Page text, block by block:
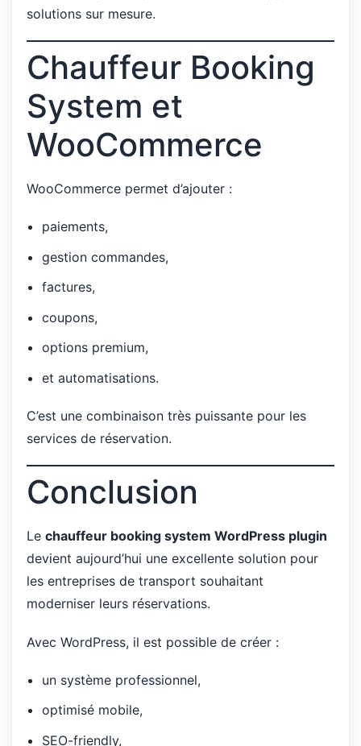
solutions sur mesure.
Chauffeur Booking
System et
WooCommerce
WooCommerce permet d’ajouter :
paiements,
gestion commandes,
factures,
coupons,
options premium,
et automatisations.
C’est une combinaison très puissante pour les
services de réservation.
Conclusion
Le chauffeur booking system WordPress plugin
devient aujourd’hui une excellente solution pour
les entreprises de transport souhaitant
moderniser leurs réservations.
Avec WordPress, il est possible de créer :
un système professionnel,
optimisé mobile,
SEO-friendly,